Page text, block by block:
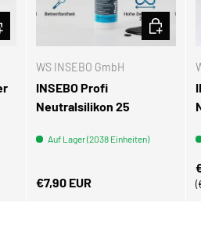
AUSWÄHLEN
WS INSEBO GmbH
INSEBO Profi
Neutralsilikon 25
Auf Lager (2038 Einheiten)
Normaler Preis
€7,90 EUR